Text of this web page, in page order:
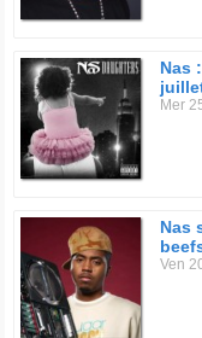
Nas
Mer
Nas
Ven